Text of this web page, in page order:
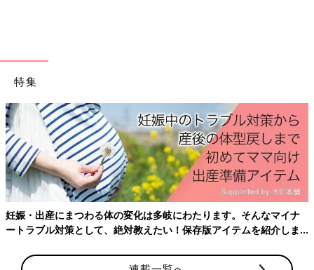
特集
妊娠・出産にまつわる体の変化は多岐にわたります。そんなマイナ
ートラブル対策として、絶対教えたい！保存版アイテムを紹介しま